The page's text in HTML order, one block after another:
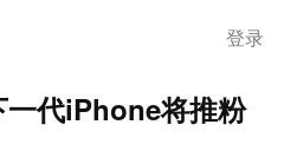
登录
代iPhone将推粉